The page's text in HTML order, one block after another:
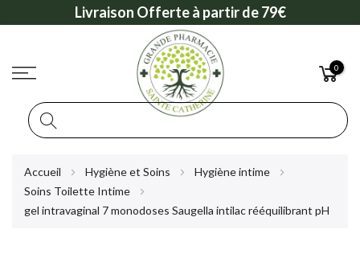
Livraison Offerte à partir de 79€
0
Accueil Hygiène et Soins
Hygiène intime
Soins Toilette Intime
gel intravaginal 7 monodoses Saugella intilac rééquilibrant pH